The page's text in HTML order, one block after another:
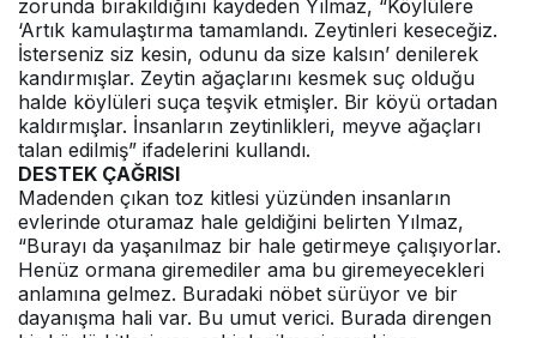
zorunda bırakıldığını kaydeden Yılmaz, “Köylülere
‘Artık kamulaştırma tamamlandı. Zeytinleri keseceğiz.
İsterseniz siz kesin, odunu da size kalsın’ denilerek
kandırmışlar. Zeytin ağaçlarını kesmek suç olduğu
halde köylüleri suça teşvik etmişler. Bir köyü ortadan
kaldırmışlar. İnsanların zeytinlikleri, meyve ağaçları
talan edilmiş” ifadelerini kullandı.
DESTEK ÇAĞRISI
Madenden çıkan toz kitlesi yüzünden insanların
evlerinde oturamaz hale geldiğini belirten Yılmaz,
“Burayı da yaşanılmaz bir hale getirmeye çalışıyorlar.
Henüz ormana giremediler ama bu giremeyecekleri
anlamına gelmez. Buradaki nöbet sürüyor ve bir
dayanışma hali var. Bu umut verici. Burada direngen